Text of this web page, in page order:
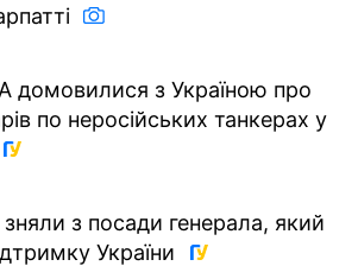
домовилися з Україною про
по неросійських танкерах у
з посади генерала, який
України